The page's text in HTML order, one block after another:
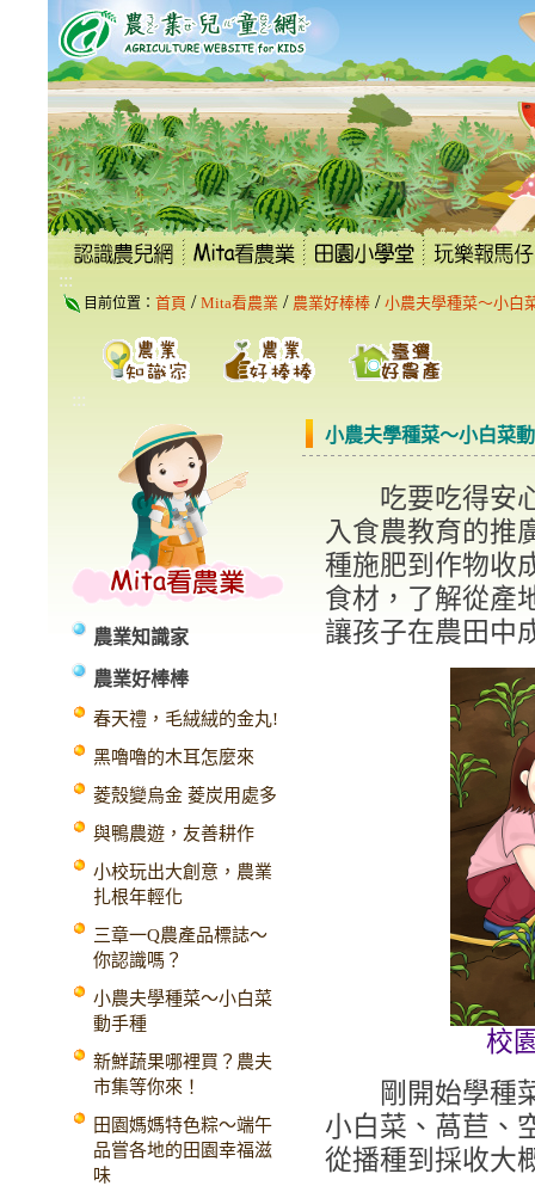
到
主
要
內
容
區
塊
:::
目前位置： 首頁 / Mita看農業 / 農業好棒棒 / 小農夫學種菜～小白
:::
農業知識家
農業好棒棒
春天禮，毛絨絨的金丸!
黑嚕嚕的木耳怎麼來
菱殼變烏金 菱炭用處多
與鴨農遊，友善耕作
小校玩出大創意，農業
扎根年輕化
三章一Q農產品標誌～
你認識嗎？
小農夫學種菜～小白菜
動手種
新鮮蔬果哪裡買？農夫
市集等你來！
田園媽媽特色粽～端午
品嘗各地的田園幸福滋
味
小農夫學種菜～小白菜
吃要吃得安心
入食農教育的推
種施肥到作物收
食材，了解從產
讓孩子在農田中
校
剛開始學種
小白菜、萵苣、
從播種到採收大